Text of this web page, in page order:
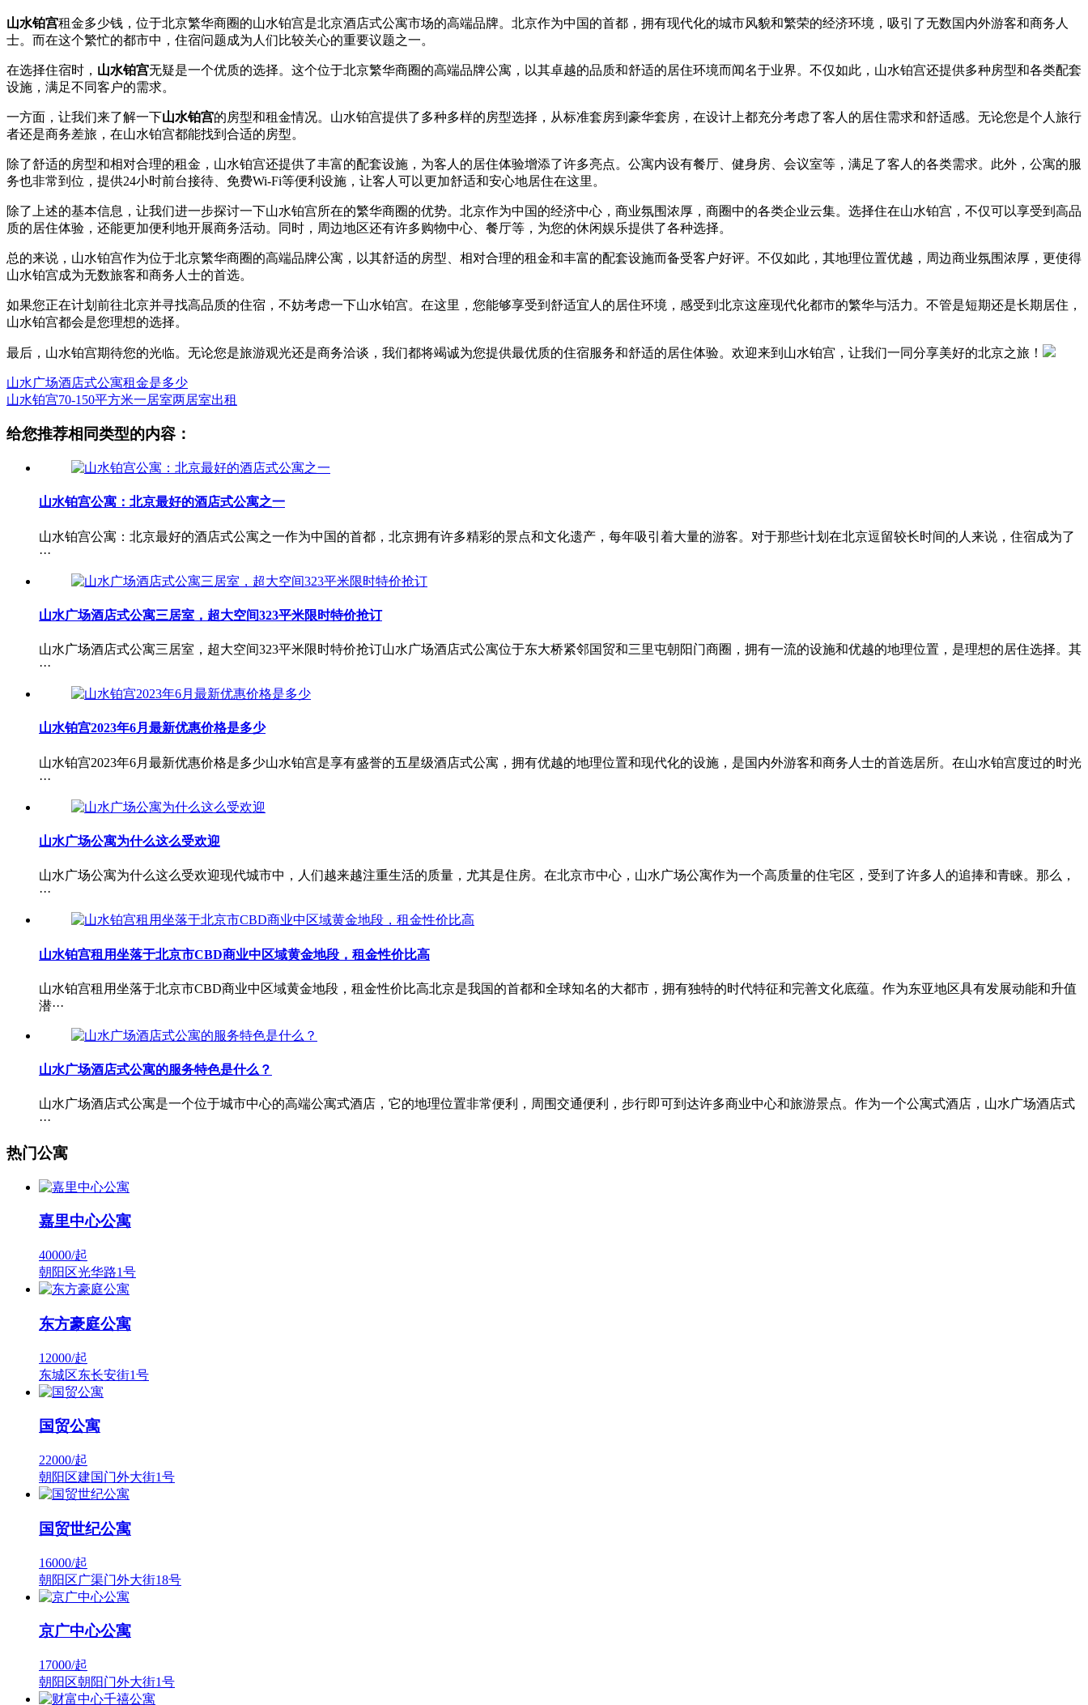
山水铂宫租金多少钱，位于北京繁华商圈的山水铂宫是北京酒店式公寓市场的高端品牌。北京作为中国的首都，拥有现代化的城市风貌和繁荣的经济环境，吸引了无数国内外游客和商务人
士。而在这个繁忙的都市中，住宿问题成为人们比较关心的重要议题之一。
在选择住宿时， 山水铂宫无疑是一个优质的选择。这个位于北京繁华商圈的高端品牌公寓，以其卓越的品质和舒适的居住环境而闻名于业界。不仅如此，山水铂宫还提供多种房型和各类配套
设施，满足不同客户的需求。
一方面，让我们来了解一下山水铂宫的房型和租金情况。山水铂宫提供了多种多样的房型选择，从标准套房到豪华套房，在设计上都充分考虑了客人的居住需求和舒适感。无论您是个人旅行
者还是商务差旅，在山水铂宫都能找到合适的房型。
除了舒适的房型和相对合理的租金，山水铂宫还提供了丰富的配套设施，为客人的居住体验增添了许多亮点。公寓内设有餐厅、健身房、会议室等，满足了客人的各类需求。此外，公寓的服
务也非常到位，提供24小时前台接待、免费Wi-Fi等便利设施，让客人可以更加舒适和安心地居住在这里。
除了上述的基本信息，让我们进一步探讨一下山水铂宫所在的繁华商圈的优势。北京作为中国的经济中心，商业氛围浓厚，商圈中的各类企业云集。选择住在山水铂宫，不仅可以享受到高品
质的居住体验，还能更加便利地开展商务活动。同时，周边地区还有许多购物中心、餐厅等，为您的休闲娱乐提供了各种选择。
总的来说，山水铂宫作为位于北京繁华商圈的高端品牌公寓，以其舒适的房型、相对合理的租金和丰富的配套设施而备受客户好评。不仅如此，其地理位置优越，周边商业氛围浓厚，更使得
山水铂宫成为无数旅客和商务人士的首选。
如果您正在计划前往北京并寻找高品质的住宿，不妨考虑一下山水铂宫。在这里，您能够享受到舒适宜人的居住环境，感受到北京这座现代化都市的繁华与活力。不管是短期还是长期居住，
山水铂宫都会是您理想的选择。
最后，山水铂宫期待您的光临。无论您是旅游观光还是商务洽谈，我们都将竭诚为您提供最优质的住宿服务和舒适的居住体验。欢迎来到山水铂宫，让我们一同分享美好的北京之旅！
山水广场酒店式公寓租金是多少
山水铂宫70-150平方米一居室两居室出租
给您推荐相同类型的内容：
山水铂宫公寓：北京最好的酒店式公寓之一
山水铂宫公寓：北京最好的酒店式公寓之一作为中国的首都，北京拥有许多精彩的景点和文化遗产，每年吸引着大量的游客。对于那些计划在北京逗留较长时间的人来说，住宿成为了
···
山水广场酒店式公寓三居室，超大空间323平米限时特价抢订
山水广场酒店式公寓三居室，超大空间323平米限时特价抢订山水广场酒店式公寓位于东大桥紧邻国贸和三里屯朝阳门商圈，拥有一流的设施和优越的地理位置，是理想的居住选择。其
···
山水铂宫2023年6月最新优惠价格是多少
山水铂宫2023年6月最新优惠价格是多少山水铂宫是享有盛誉的五星级酒店式公寓，拥有优越的地理位置和现代化的设施，是国内外游客和商务人士的首选居所。在山水铂宫度过的时光
···
山水广场公寓为什么这么受欢迎
山水广场公寓为什么这么受欢迎现代城市中，人们越来越注重生活的质量，尤其是住房。在北京市中心，山水广场公寓作为一个高质量的住宅区，受到了许多人的追捧和青睐。那么，
···
山水铂宫租用坐落于北京市CBD商业中区域黄金地段，租金性价比高
山水铂宫租用坐落于北京市CBD商业中区域黄金地段，租金性价比高北京是我国的首都和全球知名的大都市，拥有独特的时代特征和完善文化底蕴。作为东亚地区具有发展动能和升值
潜···
山水广场酒店式公寓的服务特色是什么？
山水广场酒店式公寓是一个位于城市中心的高端公寓式酒店，它的地理位置非常便利，周围交通便利，步行即可到达许多商业中心和旅游景点。作为一个公寓式酒店，山水广场酒店式
···
热门公寓
嘉里中心公寓
40000/起
朝阳区光华路1号
东方豪庭公寓
12000/起
东城区东长安街1号
国贸公寓
22000/起
朝阳区建国门外大街1号
国贸世纪公寓
16000/起
朝阳区广渠门外大街18号
京广中心公寓
17000/起
朝阳区朝阳门外大街1号